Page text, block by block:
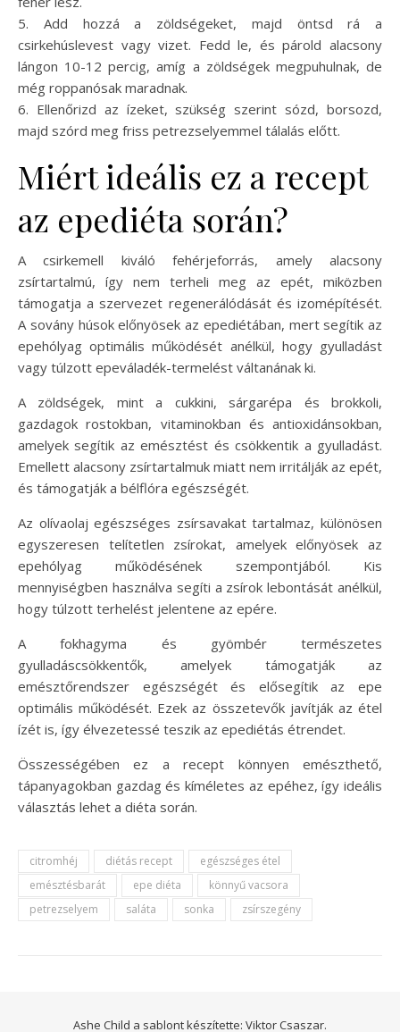
5. Add hozzá a zöldségeket, majd öntsd rá a
csirkehúslevest vagy vizet. Fedd le, és párold alacsony
lángon 10-12 percig, amíg a zöldségek megpuhulnak, de
még roppanósak maradnak.
6. Ellenőrizd az ízeket, szükség szerint sózd, borsozd,
majd szórd meg friss petrezselyemmel tálalás előtt.
Miért ideális ez a recept
az epediéta során?
A csirkemell kiváló fehérjeforrás, amely alacsony
zsírtartalmú, így nem terheli meg az epét, miközben
támogatja a szervezet regenerálódását és izomépítését.
A sovány húsok előnyösek az epediétában, mert segítik az
epehólyag optimális működését anélkül, hogy gyulladást
vagy túlzott epeváladék-termelést váltanának ki.
A zöldségek, mint a cukkini, sárgarépa és brokkoli,
gazdagok rostokban, vitaminokban és antioxidánsokban,
amelyek segítik az emésztést és csökkentik a gyulladást.
Emellett alacsony zsírtartalmuk miatt nem irritálják az epét,
és támogatják a bélflóra egészségét.
Az olívaolaj egészséges zsírsavakat tartalmaz, különösen
egyszeresen telítetlen zsírokat, amelyek előnyösek az
epehólyag működésének szempontjából. Kis
mennyiségben használva segíti a zsírok lebontását anélkül,
hogy túlzott terhelést jelentene az epére.
A fokhagyma és gyömbér természetes
gyulladáscsökkentők, amelyek támogatják az
emésztőrendszer egészségét és elősegítik az epe
optimális működését. Ezek az összetevők javítják az étel
ízét is, így élvezetessé teszik az epediétás étrendet.
Összességében ez a recept könnyen emészthető,
tápanyagokban gazdag és kíméletes az epéhez, így ideális
választás lehet a diéta során.
citromhéj diétás recept
egészséges étel
emésztésbarát
epe diéta
könnyű vacsora
petrezselyem
saláta sonka zsírszegény
Ashe Child a sablont készítette: Viktor Csaszar.